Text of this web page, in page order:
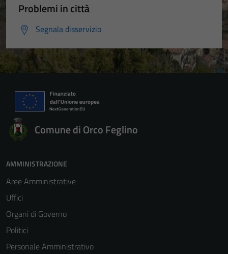
Problemi in città
Segnala disservizio
Comune di Orco Feglino
AMMINISTRAZIONE
Aree Amministrative
Uffici
Organi di Governo
Politici
Personale Amministrativo